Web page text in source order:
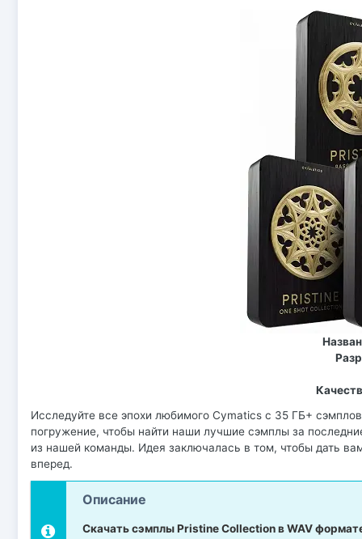
Исследуйте все эпохи любимого Cymatics с 35 ГБ+
погружение, чтобы найти наши лучшие сэмплы за
из нашей команды. Идея заключалась в том, чтобы дать
вперед.
Описание
Скачать сэмплы Pristine Collection в WAV